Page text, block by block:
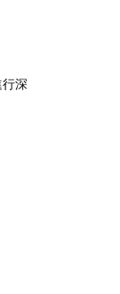
深